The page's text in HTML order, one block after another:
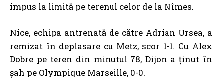
impus la limită pe terenul celor de la Nîmes.
Nice, echipa antrenată de către Adrian Ursea, a
remizat în deplasare cu Metz, scor 1-1. Cu Alex
Dobre pe teren din minutul 78, Dijon a ținut în
șah pe Olympique Marseille, 0-0.